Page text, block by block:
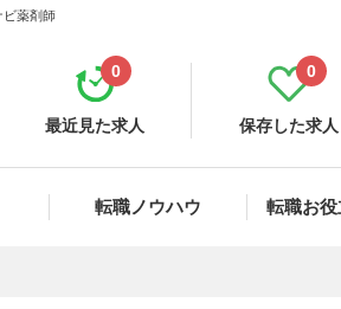
ビ薬剤師
最近見た求人
0
保存した求人
0
転職ノウハウ 転職お